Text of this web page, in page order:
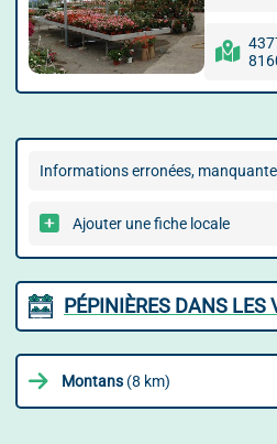
Informations erronées,
Ajouter une fiche locale
PÉPINIÈRES DANS LES
Montans (8 km)